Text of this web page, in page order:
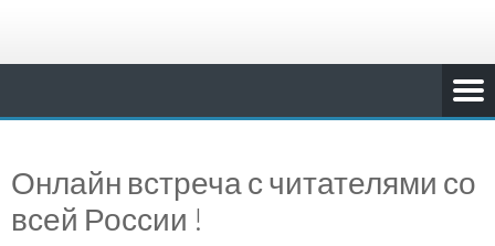
Онлайн встреча с читателями со
всей России !